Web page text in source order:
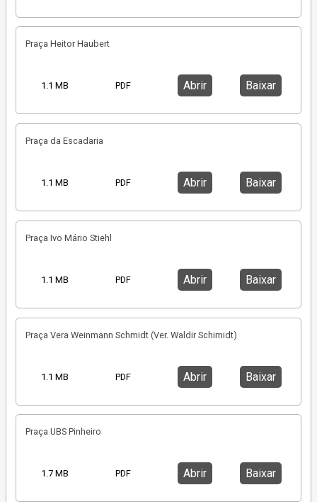
Praça Heitor Haubert
1.1 MB PDF Abrir Baixar
Praça da Escadaria
1.1 MB PDF Abrir Baixar
Praça Ivo Mário Stiehl
1.1 MB PDF Abrir Baixar
Praça Vera Weinmann Schmidt (Ver. Waldir Schimidt)
1.1 MB PDF Abrir Baixar
Praça UBS Pinheiro
1.7 MB PDF Abrir Baixar